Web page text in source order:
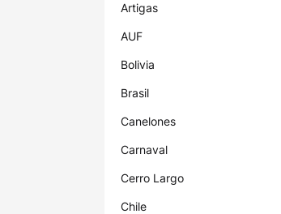
Artigas
AUF
Bolivia
Brasil
Canelones
Carnaval
Cerro Largo
Chile